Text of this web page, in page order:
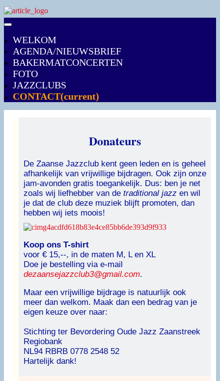
WELKOM
AGENDA/NIEUWSBRIEF
BAKERMATCONCERTEN
FOTO
JAZZCLUBS
CONTACT(current)
Donateurs
De Zaanse Jazzclub kent geen leden en is geheel
afhankelijk van vrijwillige bijdragen. Ook zijn onze
jam-avonden gratis toegankelijk. Dus: ben je net
zoals wij liefhebber van de traditional jazz en wil
je dat de club deze muziek blijft promoten, dan
hebben wij iets moois!
Koop ons T-shirt
voor € 15,--, in de maten M, L en XL
Doe je bestelling via e-mail
dezaansejazzclub3@gmail.com.
Maar een vrijwillige bijdrage is natuurlijk ook
meer dan welkom. Maak dan een bedrag van je
eigen keuze over naar:
Stichting ter Bevordering Oude Jazz Zaanstreek
Regiobank
NL94 RBRB 0778 2548 52
Hartelijk dank!